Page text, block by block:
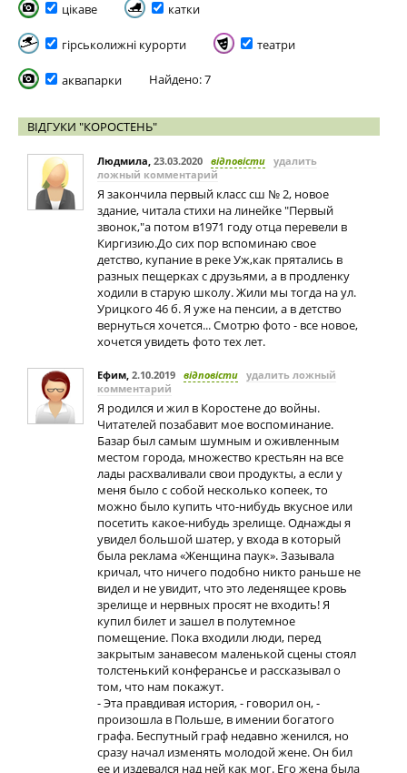
цікаве катки
гірськолижні курорти театри
аквапарки Найдено: 7
ВІДГУКИ "КОРОСТЕНЬ"
Людмила, 23.03.2020 відповісти удалить
ложный комментарий
Я закончила первый класс сш № 2, новое
здание, читала стихи на линейке "Первый
звонок,"а потом в1971 году отца перевели в
Киргизию.До сих пор вспоминаю свое
детство, купание в реке Уж,как прятались в
разных пещерках с друзьями, а в продленку
ходили в старую школу. Жили мы тогда на ул.
Урицкого 46 б. Я уже на пенсии, а в детство
вернуться хочется... Смотрю фото - все новое,
хочется увидеть фото тех лет.
Ефим, 2.10.2019 відповісти удалить ложный
комментарий
Я родился и жил в Коростене до войны.
Читателей позабавит мое воспоминание.
Базар был самым шумным и оживленным
местом города, множество крестьян на все
лады расхваливали свои продукты, а если у
меня было с собой несколько копеек, то
можно было купить что-нибудь вкусное или
посетить какое-нибудь зрелище. Однажды я
увидел большой шатер, у входа в который
была реклама «Женщина паук». Зазывала
кричал, что ничего подобно никто раньше не
видел и не увидит, что это леденящее кровь
зрелище и нервных просят не входить! Я
купил билет и зашел в полутемное
помещение. Пока входили люди, перед
закрытым занавесом маленькой сцены стоял
толстенький конферансье и рассказывал о
том, что нам покажут.
- Эта правдивая история, - говорил он, -
произошла в Польше, в имении богатого
графа. Беспутный граф недавно женился, но
сразу начал изменять молодой жене. Он бил
ее и издевался над ней как мог. Его жена была